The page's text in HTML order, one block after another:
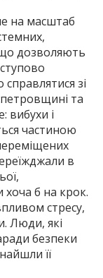
на масштаб
дозволяють
зі
та
вибухи і
частиною
в
хоча б на крок.
стресу,
Люди, які
безпеки
її